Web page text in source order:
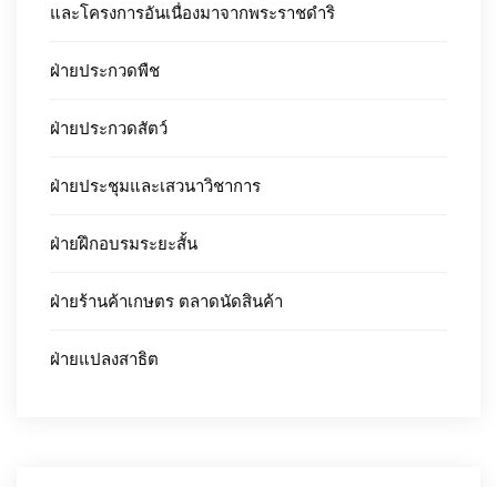
และโครงการอันเนื่องมาจากพระราชดำริ
ฝ่ายประกวดพืช
ฝ่ายประกวดสัตว์
ฝ่ายประชุมและเสวนาวิชาการ
ฝ่ายฝึกอบรมระยะสั้น
ฝ่ายร้านค้าเกษตร ตลาดนัดสินค้า
ฝ่ายแปลงสาธิต